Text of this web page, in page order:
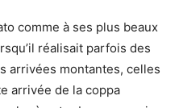
comme à ses plus beaux
réalisait parfois des
arrivées montantes, celles
arrivée de la coppa